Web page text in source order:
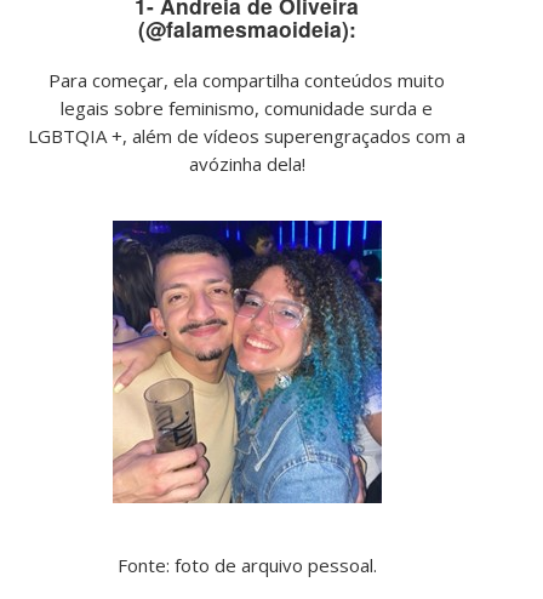
(@falamesmaoideia):
Para começar, ela compartilha conteúdos muito
legais sobre feminismo, comunidade surda e
LGBTQIA +, além de vídeos superengraçados com a
avózinha dela!
Fonte: foto de arquivo pessoal.